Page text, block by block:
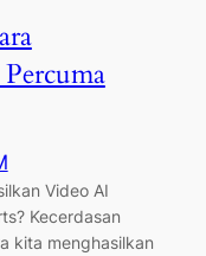
Video AI
Kecerdasan
kita menghasilkan